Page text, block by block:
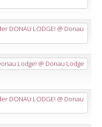
DONAU LODGE! @ Donau
Lodge! @ Donau Lodge
DONAU LODGE! @ Donau